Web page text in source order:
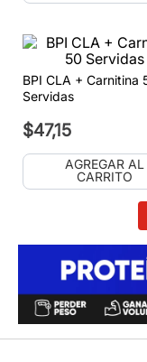
BPI CLA + Carnitina
Servidas
$47,15
AGREGAR AL
CARRITO